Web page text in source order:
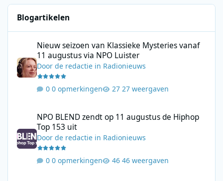
Blogartikelen
Nieuw seizoen van Klassieke Mysteries vanaf
11 augustus via NPO Luister
Doorde redactie in Radionieuws
0 opmerkingen 27 weergaven
NPO BLEND zendt op 11 augustus de Hiphop
Top 153 uit
Doorde redactie in Radionieuws
0 opmerkingen 46 weergaven